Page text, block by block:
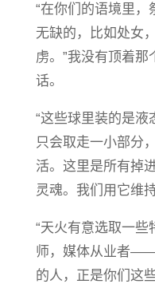
“在你们的语境里
无缺的，比如处女
虏。”我没有顶着
话。
“这些球里装的是
只会取走一小部分
活。这里是所有掉
灵魂。我们用它维
“天火有意选取一
师，媒体从业者
的人，正是你们这